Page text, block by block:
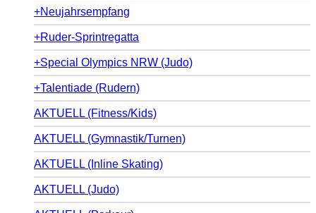
+Neujahrsempfang
+Ruder-Sprintregatta
+Special Olympics NRW (Judo)
+Talentiade (Rudern)
AKTUELL (Fitness/Kids)
AKTUELL (Gymnastik/Turnen)
AKTUELL (Inline Skating)
AKTUELL (Judo)